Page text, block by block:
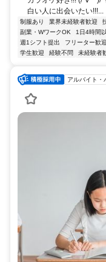
白い人に出会いたい!!!...
制服あり 業界未経験者歓迎
副業・WワークOK
1日4時間
週1シフト提出
フリーター歓迎
学生歓迎
経験不問 未経験者
アルバイト・